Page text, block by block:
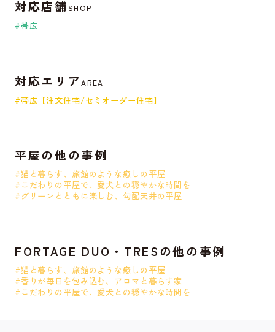
対応店舗SHOP
#帯広
対応エリアAREA
#帯広【注文住宅/セミオーダー住宅】
平屋の他の事例
#猫と暮らす、旅館のような癒しの平屋
#こだわりの平屋で、愛犬との穏やかな時間を
#グリーンとともに楽しむ、勾配天井の平屋
FORTAGE DUO・TRESの他の事例
#猫と暮らす、旅館のような癒しの平屋
#香りが毎日を包み込む、アロマと暮らす家
#こだわりの平屋で、愛犬との穏やかな時間を